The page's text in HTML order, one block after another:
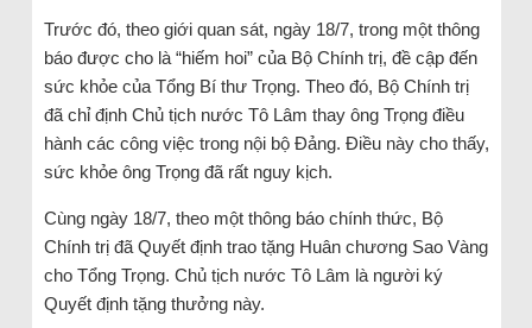
Trước đó, theo giới quan sát, ngày 18/7, trong một thông
báo được cho là “hiếm hoi” của Bộ Chính trị, đề cập đến
sức khỏe của Tổng Bí thư Trọng. Theo đó, Bộ Chính trị
đã chỉ định Chủ tịch nước Tô Lâm thay ông Trọng điều
hành các công việc trong nội bộ Đảng. Điều này cho thấy,
sức khỏe ông Trọng đã rất nguy kịch.
Cùng ngày 18/7, theo một thông báo chính thức, Bộ
Chính trị đã Quyết định trao tặng Huân chương Sao Vàng
cho Tổng Trọng. Chủ tịch nước Tô Lâm là người ký
Quyết định tặng thưởng này.